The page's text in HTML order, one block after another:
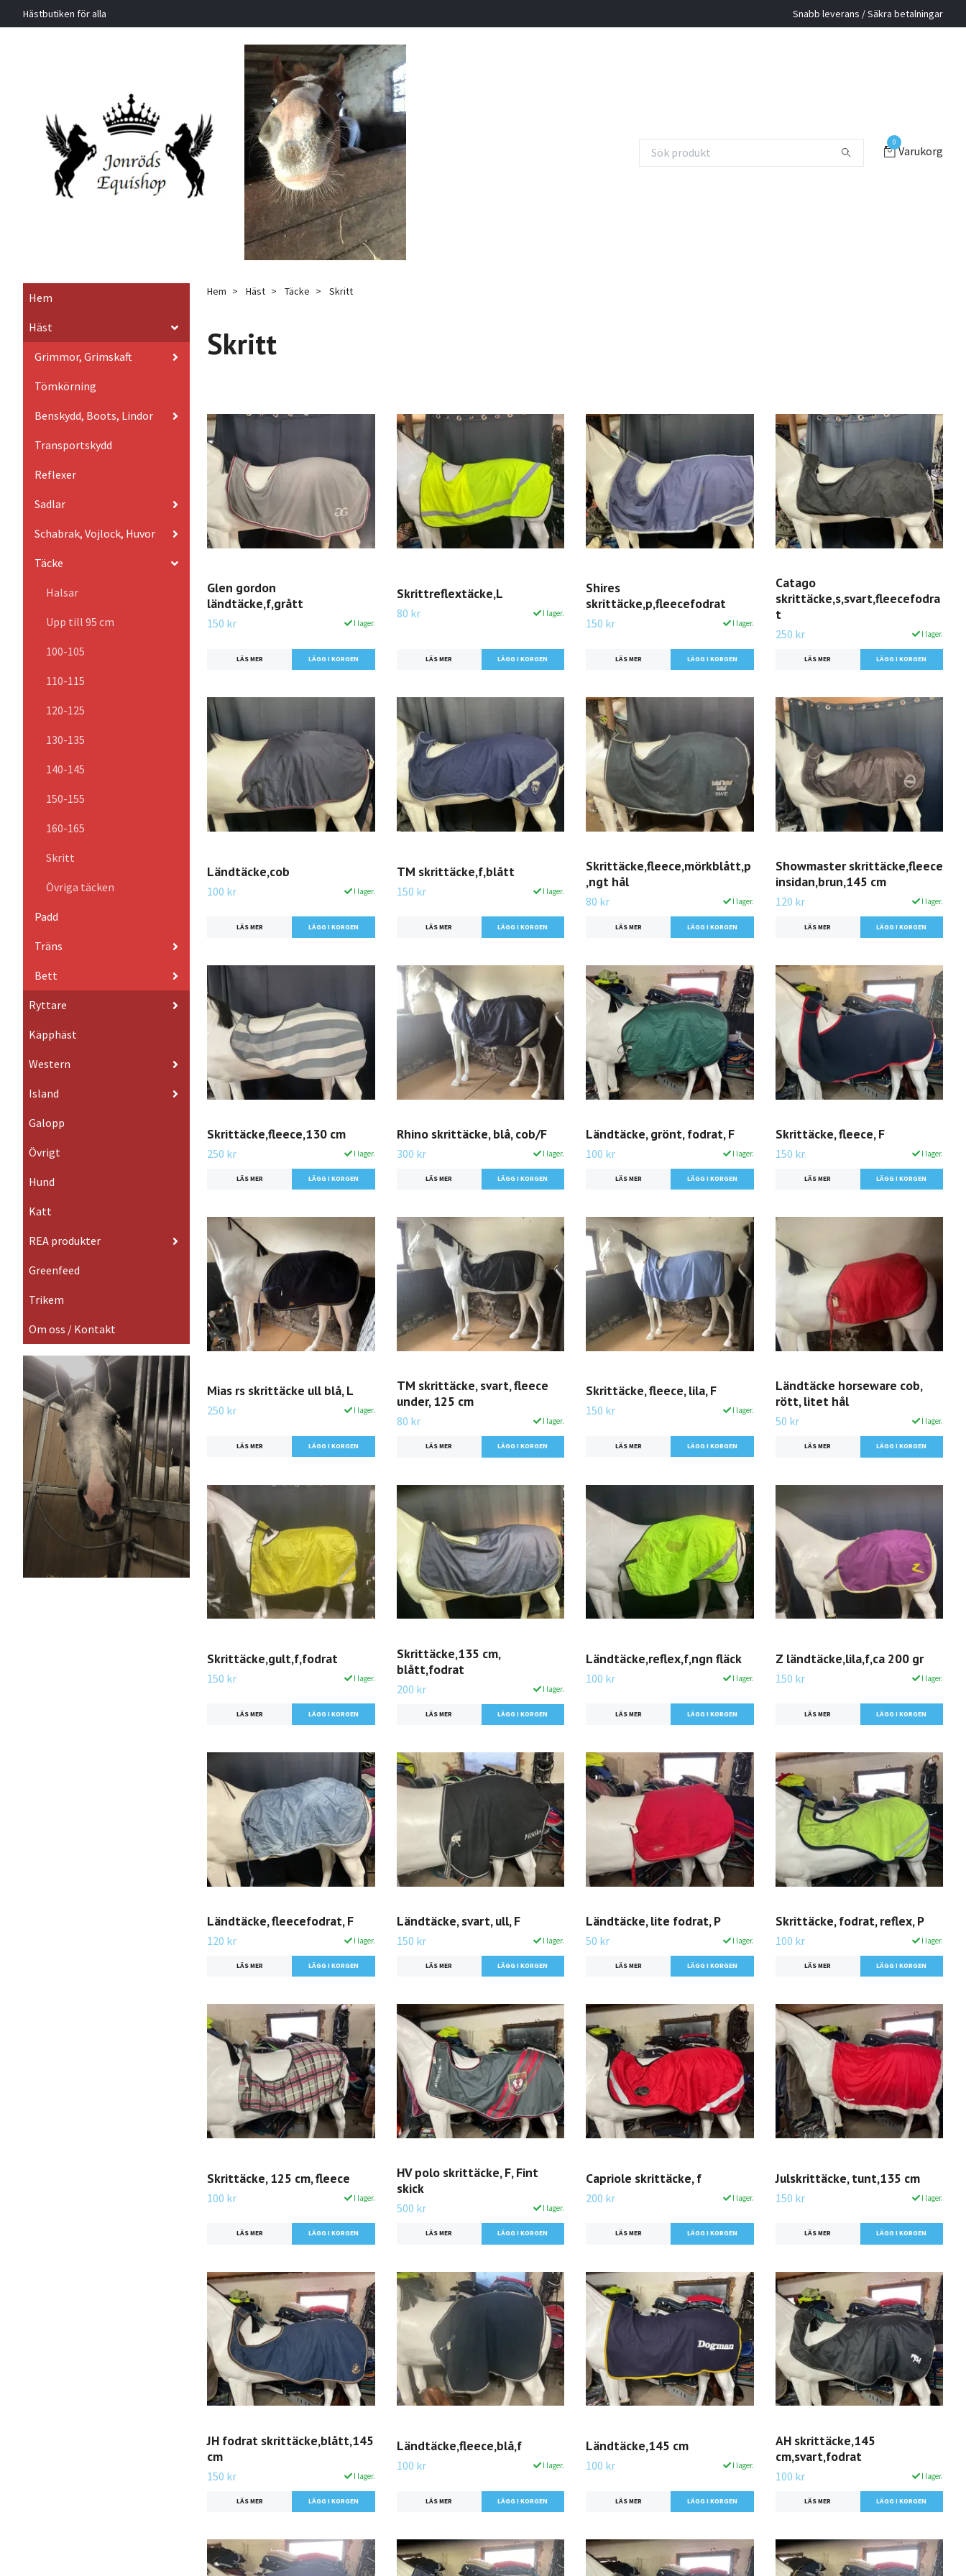
Hästbutiken för alla Snabb leverans / Säkra betalningar
0
Varukorg
Hem
Häst
Grimmor, Grimskaft
Tömkörning
Benskydd, Boots, Lindor
Transportskydd
Reflexer
Sadlar
Schabrak, Vojlock, Huvor
Täcke
Halsar
Upp till 95 cm
100-105
110-115
120-125
130-135
140-145
150-155
160-165
Skritt
Övriga täcken
Padd
Träns
Bett
Ryttare
Käpphäst
Western
Island
Galopp
Övrigt
Hund
Katt
REA produkter
Greenfeed
Trikem
Om oss / Kontakt
Hem Häst Täcke Skritt
Skritt
Glen gordon
ländtäcke,f,grått
150 kr I lager.
LÄS MER
Skrittreflextäcke,L
80 kr I lager.
LÄS MER
Shires
skrittäcke,p,fleecefodrat
150 kr I lager.
LÄS MER
Catago
skrittäcke,s,svart,fleecefodra
t
250 kr I lager.
LÄS MER
Ländtäcke,cob
100 kr I lager.
LÄS MER
TM skrittäcke,f,blått
150 kr I lager.
LÄS MER
Skrittäcke,fleece,mörkblått,p
,ngt hål
80 kr I lager.
LÄS MER
Showmaster skrittäcke,fleece
insidan,brun,145 cm
120 kr I lager.
LÄS MER
Skrittäcke,fleece,130 cm
250 kr I lager.
LÄS MER
Rhino skrittäcke, blå, cob/F
300 kr I lager.
LÄS MER
Ländtäcke, grönt, fodrat, F
100 kr I lager.
LÄS MER
Skrittäcke, fleece, F
150 kr I lager.
LÄS MER
Mias rs skrittäcke ull blå, L
250 kr I lager.
LÄS MER
TM skrittäcke, svart, fleece
under, 125 cm
80 kr I lager.
LÄS MER
Skrittäcke, fleece, lila, F
150 kr I lager.
LÄS MER
Ländtäcke horseware cob,
rött, litet hål
50 kr I lager.
LÄS MER
Skrittäcke,gult,f,fodrat
150 kr I lager.
LÄS MER
Skrittäcke,135 cm,
blått,fodrat
200 kr I lager.
LÄS MER
Ländtäcke,reflex,f,ngn fläck
100 kr I lager.
LÄS MER
Z ländtäcke,lila,f,ca 200 gr
150 kr I lager.
LÄS MER
Ländtäcke, fleecefodrat, F
120 kr I lager.
LÄS MER
Ländtäcke, svart, ull, F
150 kr I lager.
LÄS MER
Ländtäcke, lite fodrat, P
50 kr I lager.
LÄS MER
Skrittäcke, fodrat, reflex, P
100 kr I lager.
LÄS MER
Skrittäcke, 125 cm, fleece
100 kr I lager.
LÄS MER
HV polo skrittäcke, F, Fint
skick
500 kr I lager.
LÄS MER
Capriole skrittäcke, f
200 kr I lager.
LÄS MER
Julskrittäcke, tunt,135 cm
150 kr I lager.
LÄS MER
JH fodrat skrittäcke,blått,145
cm
150 kr I lager.
LÄS MER
Ländtäcke,fleece,blå,f
100 kr I lager.
LÄS MER
Ländtäcke,145 cm
100 kr I lager.
LÄS MER
AH skrittäcke,145
cm,svart,fodrat
100 kr I lager.
LÄS MER